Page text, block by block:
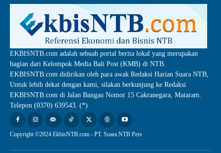
EKBISNTB.com adalah sebuah portal berita lokal yang merupakan
bagian dari Kelompok Media Bali Post (KMB) di NTB.
EKBISNTB.com didirikan oleh para awak Redaksi Harian Suara NTB,
Untuk lebih dekat dengan kami, silakan berkunjung ke Redaksi
EKBISNTB.com di Jalan Bangau Nomor 15 Cakranegara, Mataram.
Telepon (0370) 639543. (*)
Copyright ©2024 EkbisNTB.com - PT. Suara NTB Pers